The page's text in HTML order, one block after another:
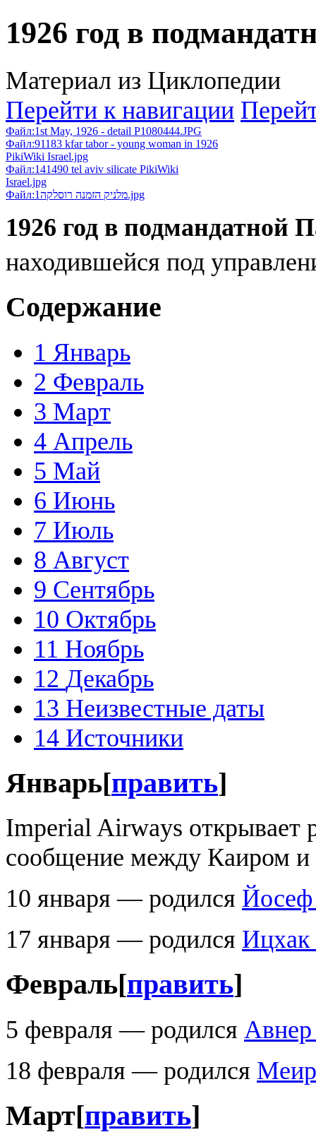
1926 год в
Материал из Циклопедии
Перейти к навигации
Файл:1st May, 1926 - detail P1080444.JPG
Файл:91183 kfar tabor - young woman in 1926
PikiWiki Israel.jpg
Файл:141490 tel aviv silicate PikiWiki
Israel.jpg
Файл:מלניק הזמנה רוסלקה1.jpg
1926 год в подмандатной
находившейся под
Содержание
1 Январь
2 Февраль
3 Март
4 Апрель
5 Май
6 Июнь
7 Июль
8 Август
9 Сентябрь
10 Октябрь
11 Ноябрь
12 Декабрь
13 Неизвестные даты
14 Источники
Январь[править]
Imperial Airways открывает
сообщение между Каиром и
10 января — родился
17 января — родился
Февраль[править]
5 февраля — родился
18 февраля — родился
Март[править]